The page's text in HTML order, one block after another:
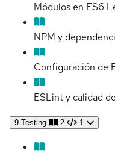
Módulos en ES6
NPM y
Configuración de
ESLint y calidad
9 Testing 2 1